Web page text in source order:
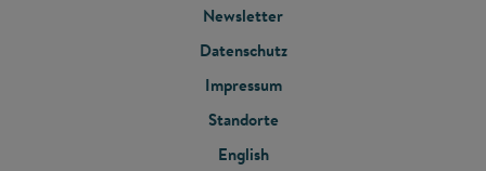
FOOTER
MENU
Newsletter
Datenschutz
Impressum
Standorte
English